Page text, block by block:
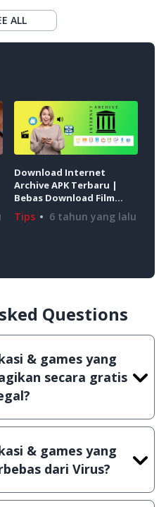
ALL
Download Internet
Archive APK Terbaru |
Bebas Download Film
Apapun!
Tips 6 tahun yang lalu
Questions
& games yang
secara gratis
membagikan aplikasi &
dan legal, dalam
crack, patch atau
& games yang
dari Virus?
scanning dengan